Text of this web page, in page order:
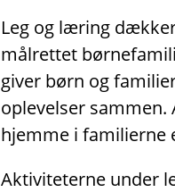
Leg og læring
målrettet
giver børn og
oplevelser
hjemme i familierne
Aktiviteterne under